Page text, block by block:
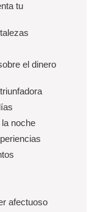
tu
el dinero
noche
afectuoso